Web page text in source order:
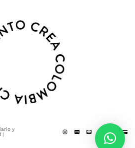
y
|